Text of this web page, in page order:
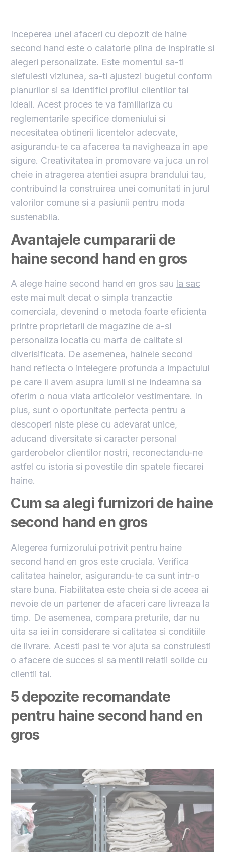
Inceperea unei afaceri cu depozit de haine
second hand este o calatorie plina de inspiratie si
alegeri personalizate. Este momentul sa-ti
slefuiesti viziunea, sa-ti ajustezi bugetul conform
planurilor si sa identifici profilul clientilor tai
ideali. Acest proces te va familiariza cu
reglementarile specifice domeniului si
necesitatea obtinerii licentelor adecvate,
asigurandu-te ca afacerea ta navigheaza in ape
sigure. Creativitatea in promovare va juca un rol
cheie in atragerea atentiei asupra brandului tau,
contribuind la construirea unei comunitati in jurul
valorilor comune si a pasiunii pentru moda
sustenabila.
Avantajele cumpararii de
haine second hand en gros
A alege haine second hand en gros sau la sac
este mai mult decat o simpla tranzactie
comerciala, devenind o metoda foarte eficienta
printre proprietarii de magazine de a-si
personaliza locatia cu marfa de calitate si
diverisificata. De asemenea, hainele second
hand reflecta o intelegere profunda a impactului
pe care il avem asupra lumii si ne indeamna sa
oferim o noua viata articolelor vestimentare. In
plus, sunt o oportunitate perfecta pentru a
descoperi niste piese cu adevarat unice,
aducand diversitate si caracter personal
garderobelor clientilor nostri, reconectandu-ne
astfel cu istoria si povestile din spatele fiecarei
haine.
Cum sa alegi furnizori de haine
second hand en gros
Alegerea furnizorului potrivit pentru haine
second hand en gros este cruciala. Verifica
calitatea hainelor, asigurandu-te ca sunt intr-o
stare buna. Fiabilitatea este cheia si de aceea ai
nevoie de un partener de afaceri care livreaza la
timp. De asemenea, compara preturile, dar nu
uita sa iei in considerare si calitatea si conditiile
de livrare. Acesti pasi te vor ajuta sa construiesti
o afacere de succes si sa mentii relatii solide cu
clientii tai.
5 depozite recomandate
pentru haine second hand en
gros